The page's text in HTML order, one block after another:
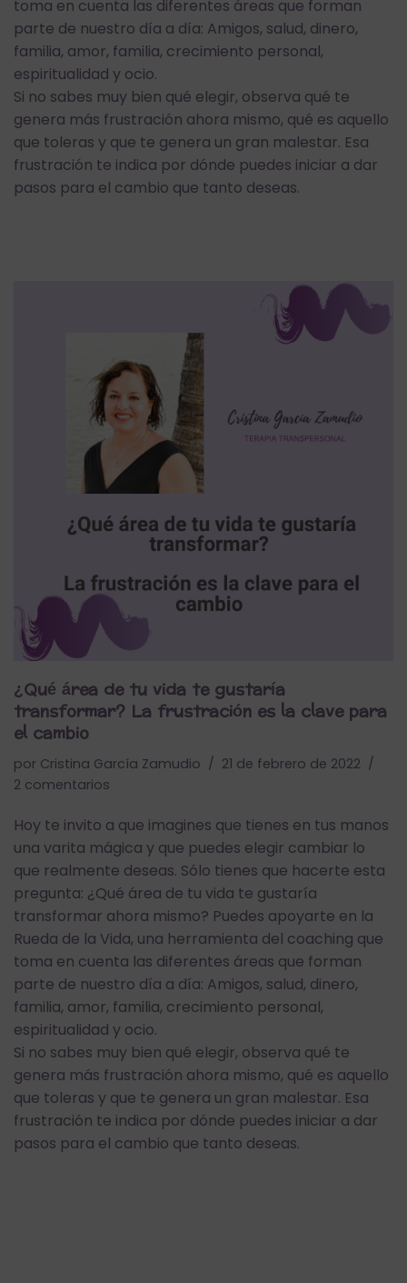
toma en cuenta las diferentes áreas que forman
parte de nuestro día a día: Amigos, salud, dinero,
familia, amor, familia, crecimiento personal,
espiritualidad y ocio.
Si no sabes muy bien qué elegir, observa qué te
genera más frustración ahora mismo, qué es aquello
que toleras y que te genera un gran malestar. Esa
frustración te indica por dónde puedes iniciar a dar
pasos para el cambio que tanto deseas.
¿Qué área de tu vida te gustaría
transformar? La frustración es la clave para
el cambio
por Cristina García Zamudio
21 de febrero de 2022
2 comentarios
Hoy te invito a que imagines que tienes en tus manos
una varita mágica y que puedes elegir cambiar lo
que realmente deseas. Sólo tienes que hacerte esta
pregunta: ¿Qué área de tu vida te gustaría
transformar ahora mismo? Puedes apoyarte en la
Rueda de la Vida, una herramienta del coaching que
toma en cuenta las diferentes áreas que forman
parte de nuestro día a día: Amigos, salud, dinero,
familia, amor, familia, crecimiento personal,
espiritualidad y ocio.
Si no sabes muy bien qué elegir, observa qué te
genera más frustración ahora mismo, qué es aquello
que toleras y que te genera un gran malestar. Esa
frustración te indica por dónde puedes iniciar a dar
pasos para el cambio que tanto deseas.